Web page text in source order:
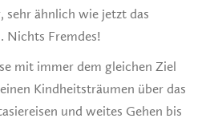
sehr ähnlich wie jetzt das
Nichts Fremdes!
mit immer dem gleichen Ziel
Kindheitsträumen über das
und weites Gehen bis